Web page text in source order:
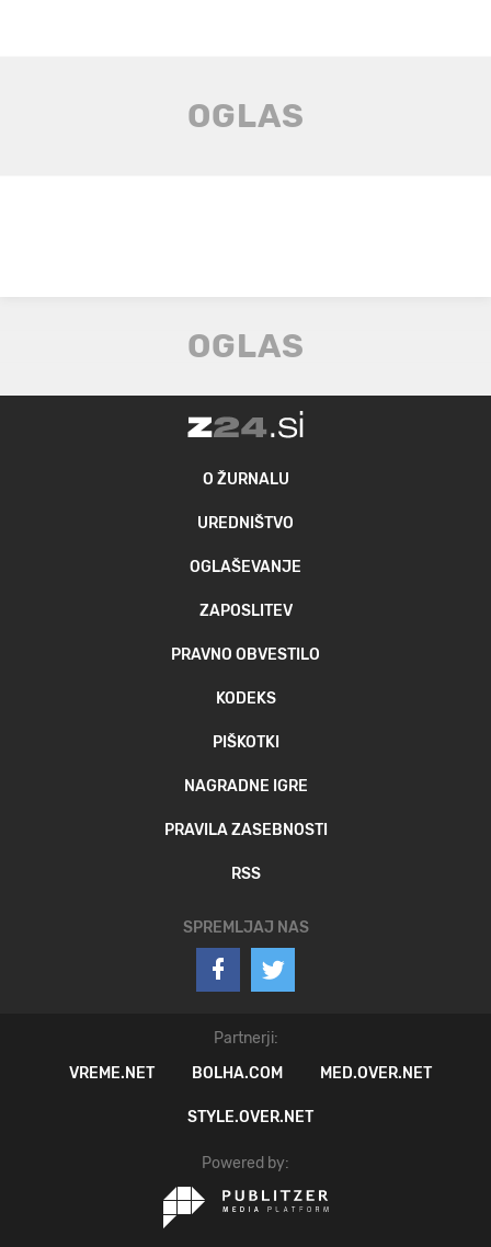
O ŽURNALU
UREDNIŠTVO
OGLAŠEVANJE
ZAPOSLITEV
PRAVNO OBVESTILO
KODEKS
PIŠKOTKI
NAGRADNE IGRE
PRAVILA ZASEBNOSTI
RSS
SPREMLJAJ NAS
Partnerji:
VREME.NET
BOLHA.COM MED.OVER.NET
STYLE.OVER.NET
Powered by: